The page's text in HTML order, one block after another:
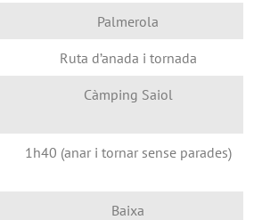
Palmerola
Ruta d’anada i tornada
Càmping Saiol
1h40 (anar i tornar sense parades)
Baixa